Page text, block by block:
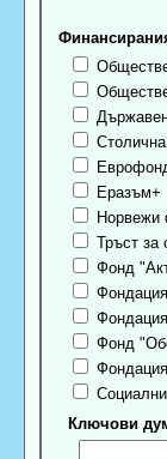
Столична
Еразъм+
Норвежи
Тръст за
Фонд
Фонд
Ключови